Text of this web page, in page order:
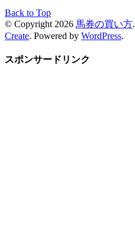
Back to Top
© Copyright 2026 馬券の買い方.
Create. Powered by WordPress.
スポンサードリンク